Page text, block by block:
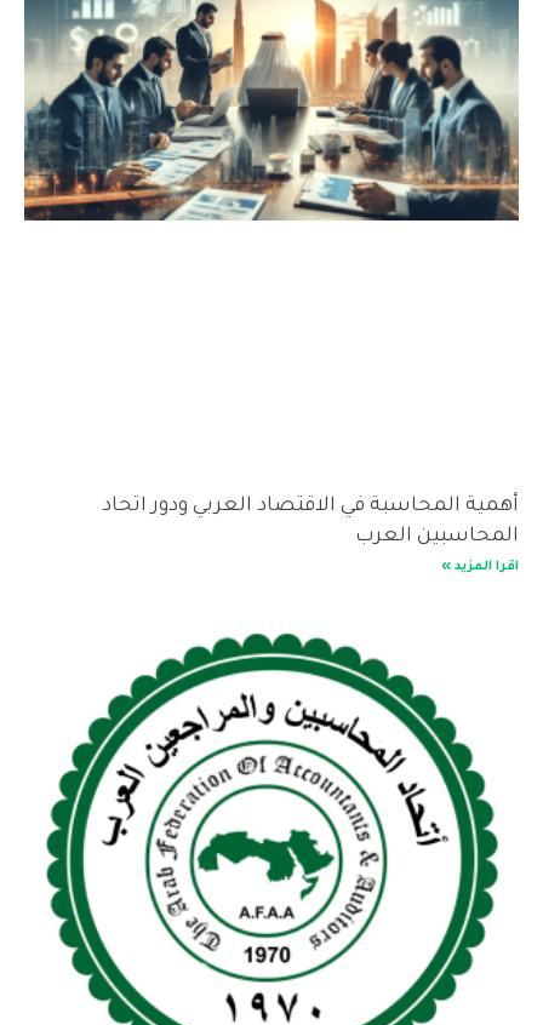
أهمية المحاسبة في الاقتصاد العربي ودور اتحاد
المحاسبين العرب
اقرا المزيد »